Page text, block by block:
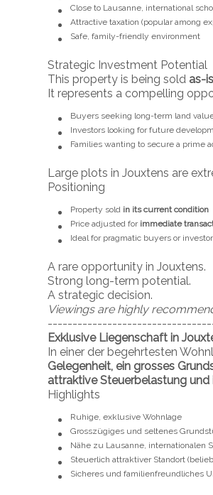
Close to Lausanne, international
Attractive taxation (popular among
Safe, family-friendly environment
Strategic Investment Potential
This property is being sold as-
It represents a compelling
Buyers seeking long-term land
Investors looking for future
Families wanting to secure a prime
Large plots in Jouxtens are
Positioning
Property sold in its current condition
Price adjusted for immediate
Ideal for pragmatic buyers or
A rare opportunity in Jouxtens.
Strong long-term potential.
A strategic decision.
Viewings are highly
Exklusive Liegenschaft in
In einer der begehrtesten
Gelegenheit, ein grosses
attraktive Steuerbelastung
Highlights
Ruhige, exklusive Wohnlage
Grosszügiges und seltenes
Nähe zu Lausanne, internationalen
Steuerlich attraktiver Standort
Sicheres und familienfreundliches